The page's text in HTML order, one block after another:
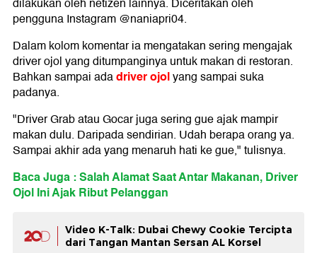
pengguna Instagram @naniapri04.
Dalam kolom komentar ia mengatakan sering mengajak
driver ojol yang ditumpanginya untuk makan di restoran.
Bahkan sampai adadriver ojolyang sampai suka
padanya.
"Driver Grab atau Gocar juga sering gue ajak mampir
makan dulu. Daripada sendirian. Udah berapa orang ya.
Sampai akhir ada yang menaruh hati ke gue," tulisnya.
Baca Juga : Salah Alamat Saat Antar Makanan, Driver
Ojol Ini Ajak Ribut Pelanggan
Video K-Talk: Dubai Chewy Cookie Tercipta
dari Tangan Mantan Sersan AL Korsel